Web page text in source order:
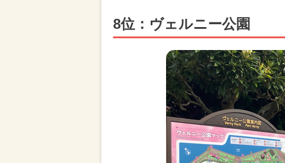
8位：ヴェルニー公園